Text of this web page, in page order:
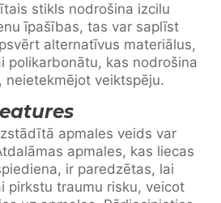
stikls nodrošina izcilu
īpašības, tas var saplīst
alternatīvus materiālus,
polikarbonātu, kas nodrošina
veiktspēju.
apmales veids var
apmales, kas liecas
ir paredzētas, lai
pirkstu traumu risku, veicot